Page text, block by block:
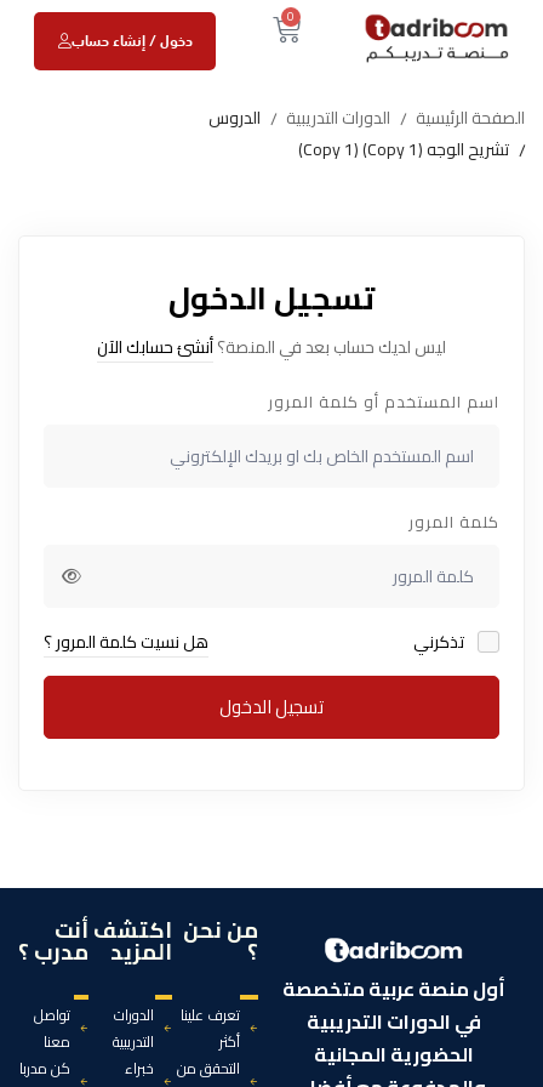
دخول / إنشاء حساب
0
الصفحة الرئيسية الدورات التدريبية
الدروس
تشريح الوجه (Copy 1) (Copy 1)
تسجيل الدخول
ليس لديك حساب بعد في المنصة؟أنشئ حسابك الآن
اسم المستخدم أو كلمة المرور
كلمة المرور
تذكرني هل نسيت كلمة المرور ؟
تسجيل الدخول
أول منصة عربية متخصصة
في الدورات التدريبية
الحضورية المجانية
من نحن
؟
تعرف علينا
أكثر
التحقق من
اكتشف
المزيد
الدورات
التدريبية
خبراء
أنت
مدرب ؟
تواصل
معنا
كن مدربا